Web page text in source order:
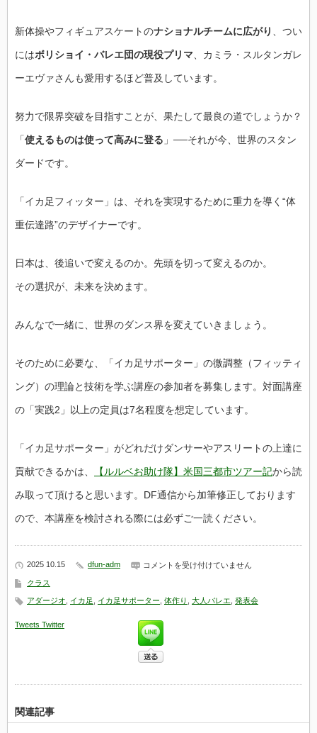
新体操やフィギュアスケートのナショナルチームに広がり 、つい
にはボリショイ・バレエ団の現役プリマ 、カミラ・スルタンガレ
ーエヴァさんも愛用するほど普及しています。
努力で限界突破を目指すことが、果たして最良の道でしょうか？
「使えるものは使って高みに登る 」──それが今、世界のスタン
ダードです。
「イカ足フィッター」は、それを実現するために重力を導く“体
重伝達路”のデザイナーです。
日本は、後追いで変えるのか。先頭を切って変えるのか。
その選択が、未来を決めます。
みんなで一緒に、世界のダンス界を変えていきましょう。
そのために必要な、「イカ足サポーター」の微調整（フィッティ
ング）の理論と技術を学ぶ講座の参加者を募集します。対面講座
の「実践2」以上の定員は7名程度を想定しています。
「イカ足サポーター」がどれだけダンサーやアスリートの上達に
貢献できるかは、 【ルルベお助け隊】米国三都市ツアー記から読
み取って頂けると思います。DF通信から加筆修正しております
ので、本講座を検討される際には必ずご一読ください。
2025 10.15 dfun-adm
米
ダ
サ
ー
全
員
善
コメントを受け付けていません
クラス
アダージオ イカ足 イカ足サポーター 体作り 大人バレエ 発表会
Tweets Twitter
関連記事